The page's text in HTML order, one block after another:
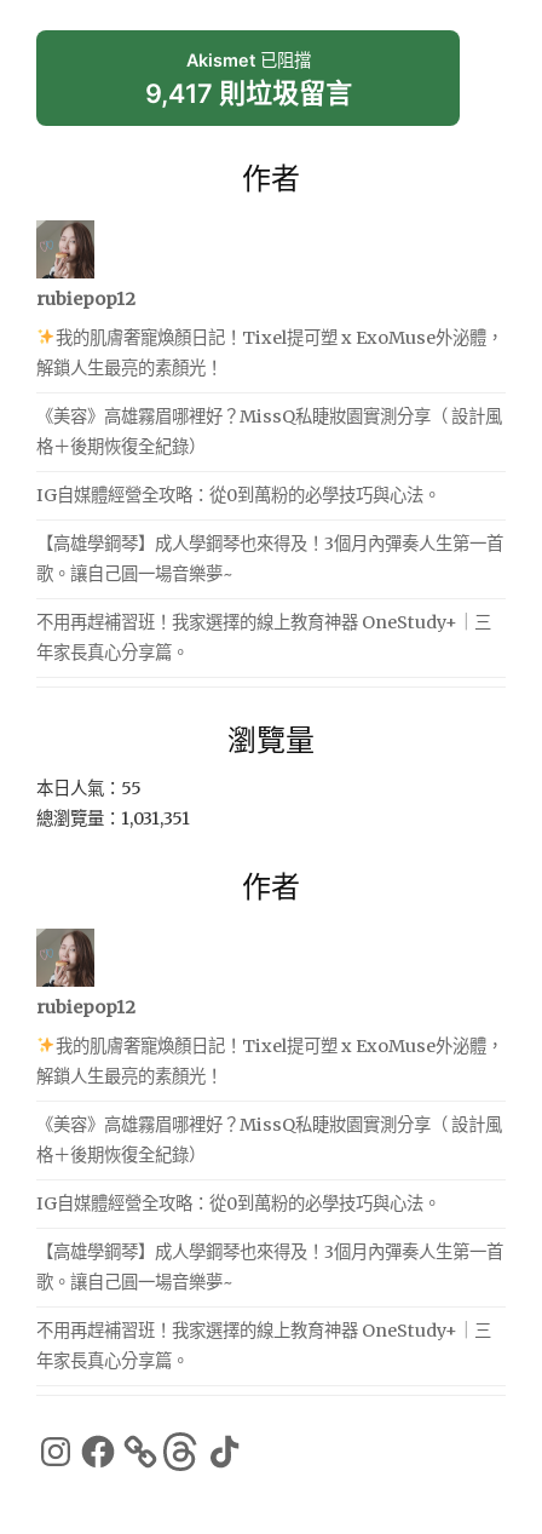
Akismet已阻擋
9,417 則垃圾留言
作者
rubiepop12
我的肌膚奢寵煥顏日記！Tixel提可塑 x ExoMuse外泌體，
解鎖人生最亮的素顏光！
《美容》高雄霧眉哪裡好？MissQ私睫妝園實測分享（ 設計風
格＋後期恢復全紀錄）
IG自媒體經營全攻略：從0到萬粉的必學技巧與心法。
【高雄學鋼琴】成人學鋼琴也來得及！3個月內彈奏人生第一首
歌。讓自己圓一場音樂夢~
不用再趕補習班！我家選擇的線上教育神器 OneStudy+｜三
年家長真心分享篇。
瀏覽量
本日人氣：55
總瀏覽量：1,031,351
作者
rubiepop12
我的肌膚奢寵煥顏日記！Tixel提可塑 x ExoMuse外泌體，
解鎖人生最亮的素顏光！
《美容》高雄霧眉哪裡好？MissQ私睫妝園實測分享（ 設計風
格＋後期恢復全紀錄）
IG自媒體經營全攻略：從0到萬粉的必學技巧與心法。
【高雄學鋼琴】成人學鋼琴也來得及！3個月內彈奏人生第一首
歌。讓自己圓一場音樂夢~
不用再趕補習班！我家選擇的線上教育神器 OneStudy+｜三
年家長真心分享篇。
Instagram
Facebook ThreadsTikTok